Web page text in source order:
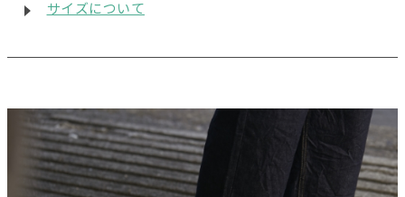
サイズについて